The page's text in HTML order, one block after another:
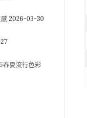
2026-03-30
春夏流行色彩